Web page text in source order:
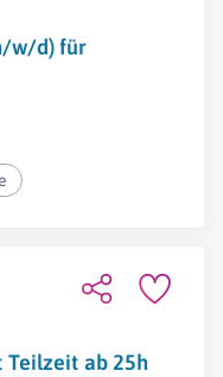
w/d) für
Teilzeit ab 25h